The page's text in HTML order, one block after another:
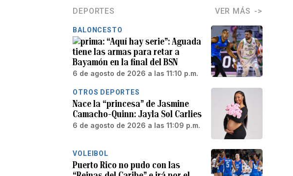
DEPORTES VER MÁS
BALONCESTO
“Aquí hay serie”: Aguada
tiene las armas para retar a
Bayamón en la final del BSN
6 de agosto de 2026 a las 11:10 p.m.
OTROS DEPORTES
Nace la “princesa” de Jasmine
Camacho-Quinn: Jayla Sol Carlies
6 de agosto de 2026 a las 11:09 p.m.
VOLEIBOL
Puerto Rico no pudo con las